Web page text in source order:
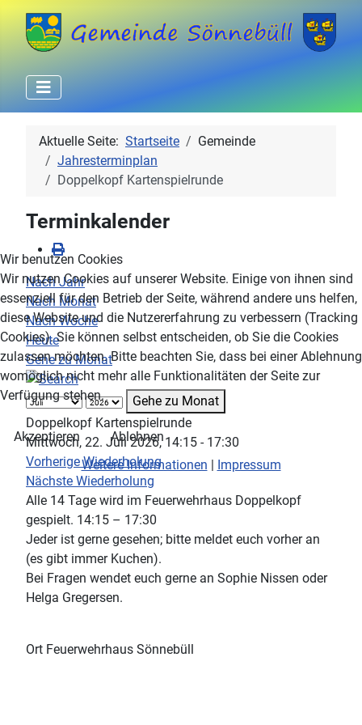
Aktuelle Seite: Startseite
Gemeinde
Jahresterminplan
Doppelkopf Kartenspielrunde
Terminkalender
Nach Jahr
Nach Monat
Nach Woche
Heute
Gehe zu Monat
Gehe zu Monat
Doppelkopf Kartenspielrunde
Mittwoch, 22. Juli 2026, 14:15 - 17:30
Vorherige Wiederholung
Nächste Wiederholung
Alle 14 Tage wird im Feuerwehrhaus Doppelkopf
gespielt. 14:15 – 17:30
Jeder ist gerne gesehen; bitte meldet euch vorher an
(es gibt immer Kuchen).
Bei Fragen wendet euch gerne an Sophie Nissen oder
Helga Gregersen.
Ort Feuerwehrhaus Sönnebüll
Wir benutzen Cookies
Wir nutzen Cookies auf unserer Website. Einige von ihnen sind
essenziell für den Betrieb der Seite, während andere uns helfen,
diese Website und die Nutzererfahrung zu verbessern (Tracking
Cookies). Sie können selbst entscheiden, ob Sie die Cookies
zulassen möchten. Bitte beachten Sie, dass bei einer Ablehnung
womöglich nicht mehr alle Funktionalitäten der Seite zur
Verfügung stehen.
Akzeptieren
Ablehnen
Weitere Informationen | Impressum